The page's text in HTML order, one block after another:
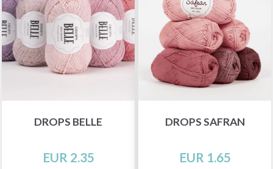
DROPS BELLE
EUR 2.35
DROPS SAFRAN
EUR 1.65